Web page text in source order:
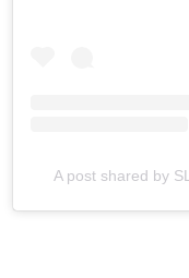
A post shared by